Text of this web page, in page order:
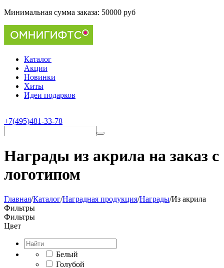
Минимальная сумма заказа: 50000 руб
Каталог
Акции
Новинки
Хиты
Идеи подарков
+7(495)481-33-78
Награды из акрила на заказ с
логотипом
Главная/Каталог/Наградная продукция/Награды/Из акрила
Фильтры
Фильтры
Цвет
Белый
Голубой